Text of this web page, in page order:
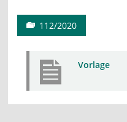
112/2020
Vorlage